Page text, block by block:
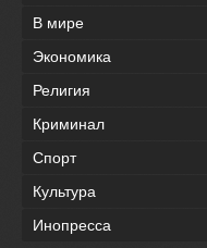
В мире
Экономика
Религия
Криминал
Спорт
Культура
Инопресса